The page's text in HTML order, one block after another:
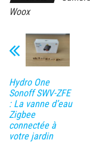
Woox
Hydro One
Sonoff SWV-ZFE
: La vanne d’eau
Zigbee
connectée à
votre jardin